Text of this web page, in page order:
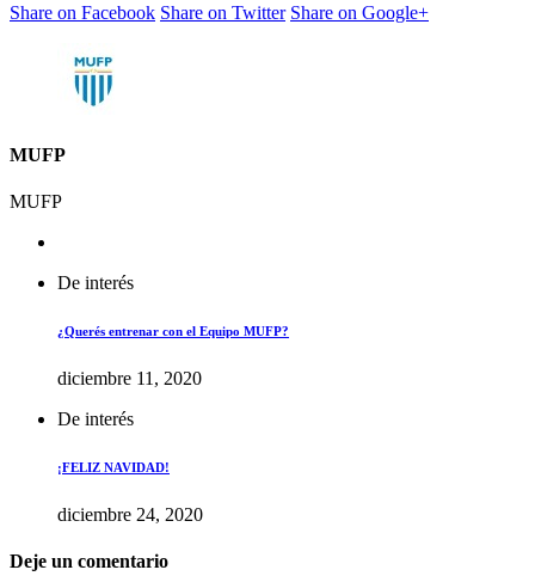
Share on Facebook Share on Twitter Share on Google+
MUFP
MUFP
De interés
¿Querés entrenar con el Equipo MUFP?
diciembre 11, 2020
De interés
¡FELIZ NAVIDAD!
diciembre 24, 2020
Deje un comentario